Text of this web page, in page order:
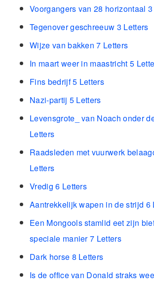
Voorgangers van 28 horizontaal
Tegenover geschreeuw 3 Letters
Wijze van bakken 7 Letters
In maart weer in maastricht 5
Fins bedrijf 5 Letters
Nazi-partij 5 Letters
Levensgrote_ van Noach onder
Letters
Raadsleden met vuurwerk
Letters
Vredig 6 Letters
Aantrekkelijk wapen in de strijd 6
Een Mongools stamlid eet zijn
speciale manier 7 Letters
Dark horse 8 Letters
Is de office van Donald straks